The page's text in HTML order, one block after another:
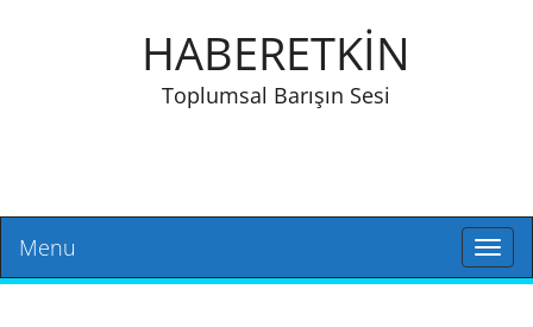
HABERETKİN
Toplumsal Barışın Sesi
Toggle
Menu